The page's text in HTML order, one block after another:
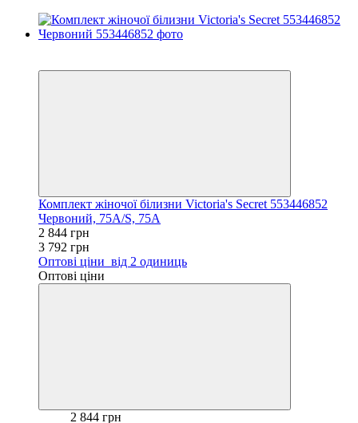
Комплект жіночої білизни Victoria's Secret 553446852
Червоний, 75A/S, 75A
2 844 грн
3 792 грн
Оптові ціни від 2 одиниць
Оптові ціни
2 844 грн